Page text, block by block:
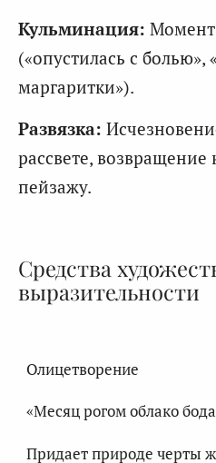
Кульминация: Момент
(«опустилась с болью»,
маргаритки»).
Развязка:
рассвете,
пейзажу.
Средства
выразительности
Олицетворение
«Месяц рогом облако
Придает природе черты